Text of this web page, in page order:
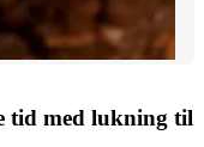
tid med lukning til